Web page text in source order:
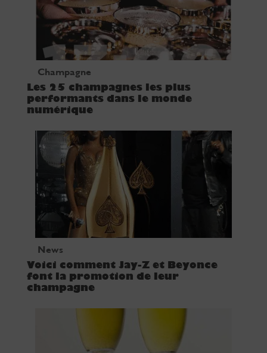
Champagne
Les 25 champagnes les plus
performants dans le monde
numérique
News
Voici comment Jay-Z et Beyonce
font la promotion de leur
champagne